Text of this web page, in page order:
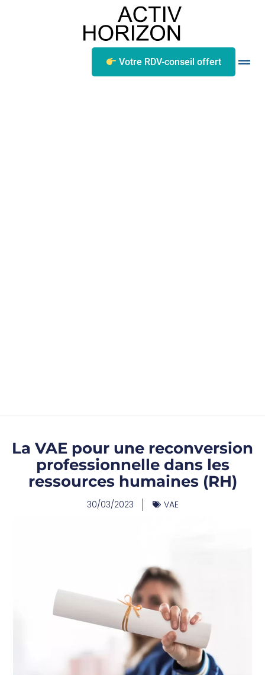
Votre RDV-conseil offert
La VAE pour une reconversion
professionnelle dans les
ressources humaines (RH)
30/03/2023 VAE